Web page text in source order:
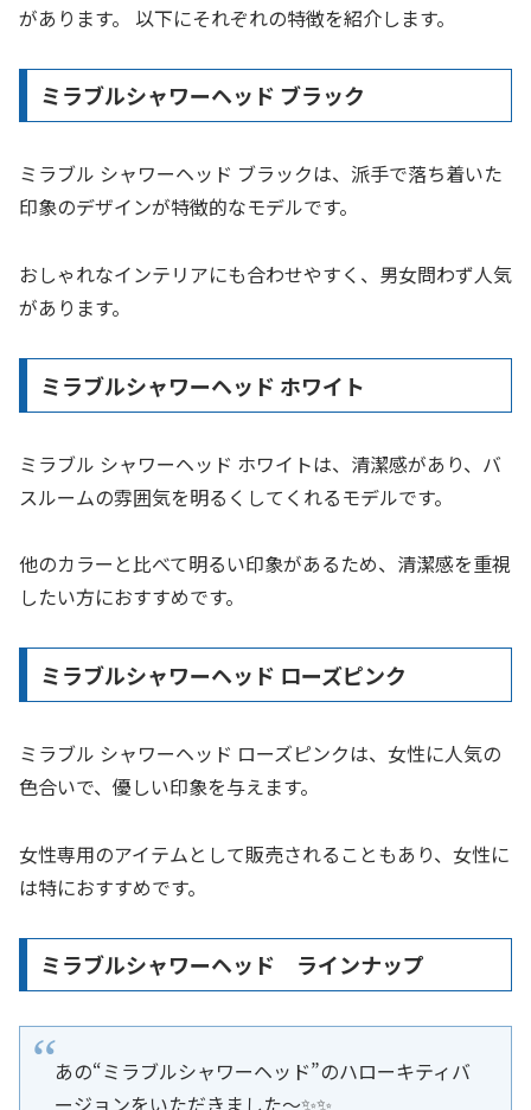
があります。 以下にそれぞれの特徴を紹介します。
ミラブルシャワーヘッド ブラック
ミラブル シャワーヘッド ブラックは、派手で落ち着いた
印象のデザインが特徴的なモデルです。
おしゃれなインテリアにも合わせやすく、男女問わず人気
があります。
ミラブルシャワーヘッド ホワイト
ミラブル シャワーヘッド ホワイトは、清潔感があり、バ
スルームの雰囲気を明るくしてくれるモデルです。
他のカラーと比べて明るい印象があるため、清潔感を重視
したい方におすすめです。
ミラブルシャワーヘッド ローズピンク
ミラブル シャワーヘッド ローズピンクは、女性に人気の
色合いで、優しい印象を与えます。
女性専用のアイテムとして販売されることもあり、女性に
は特におすすめです。
ミラブルシャワーヘッド ラインナップ
あの“ミラブルシャワーヘッド”のハローキティバ
ージョンをいただきました～✨✨